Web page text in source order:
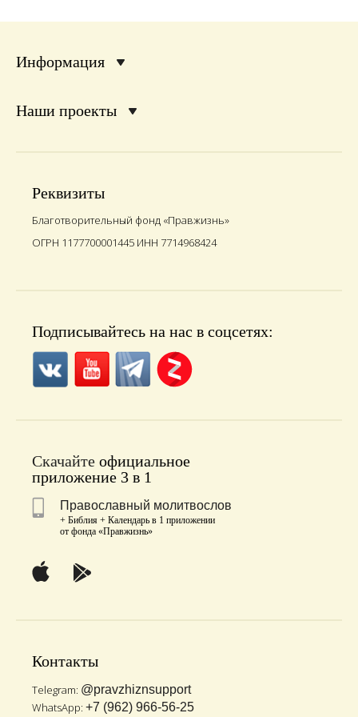
Информация
Наши проекты
Реквизиты
Благотворительный фонд «Правжизнь»
ОГРН 1177700001445 ИНН 7714968424
Подписывайтесь на нас в соцсетях:
Скачайте официальное
приложение 3 в 1
Православный молитвослов
+ Библия + Календарь в 1 приложении
от фонда «Правжизнь»
Контакты
Telegram: @pravzhiznsupport
WhatsApp: +7 (962) 966-56-25